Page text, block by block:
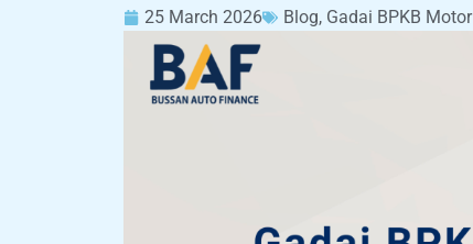
25 March 2026 Blog, Gadai BPKB Motor